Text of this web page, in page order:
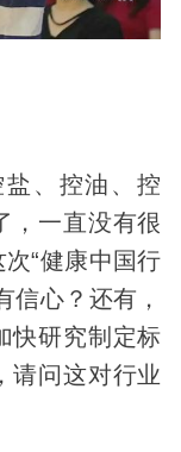
、控油、控
，一直没有很
“健康中国行
信心？还有，
快研究制定标
请问这对行业